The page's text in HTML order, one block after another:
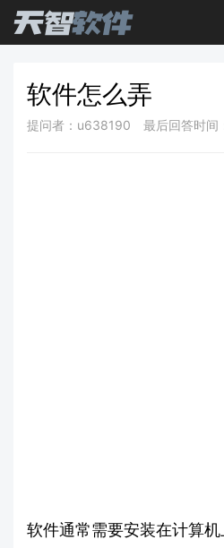
软件怎么弄
提问者：u638190 最后回答时
软件通常需要安装在计算